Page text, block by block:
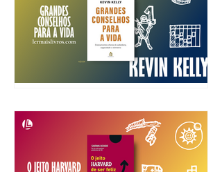
“Grandes Conselhos para a
Vida” Kevin Kelly